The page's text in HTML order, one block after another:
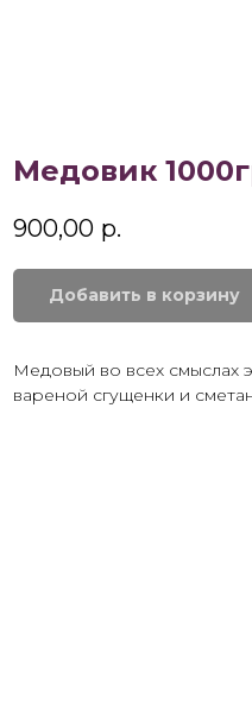
Медовик
900,00 р.
Добавить в корзину
Медовый во всех смыслах
вареной сгущенки и